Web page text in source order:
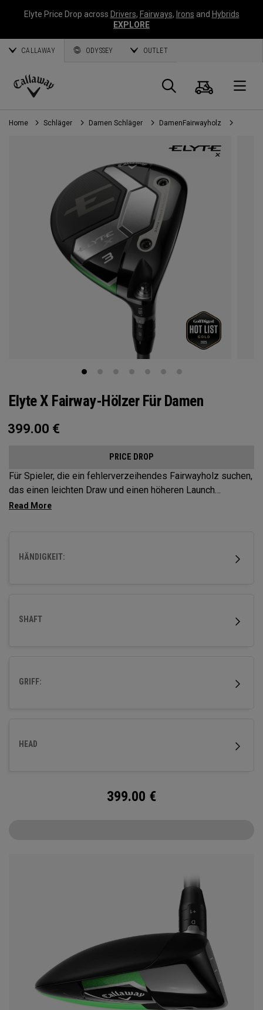
Elyte Price Drop across Drivers, Fairways, Irons and Hybrids
EXPLORE
CALLAWAY ODYSSEY OUTLET
Callaway
Golf
Suche
Home Schläger Damen Schläger DamenFairwayholz
Elyte X Fairway-Hölzer Für Damen
399.00 €
PRICE DROP
Für Spieler, die ein fehlerverzeihendes Fairwayholz suchen,
das einen leichten Draw und einen höheren Launch
unterstütz, bieten Elyte X Fairways fortschrittliche
HÄNDIGKEIT:
SHAFT
GRIFF:
HEAD
399.00 €